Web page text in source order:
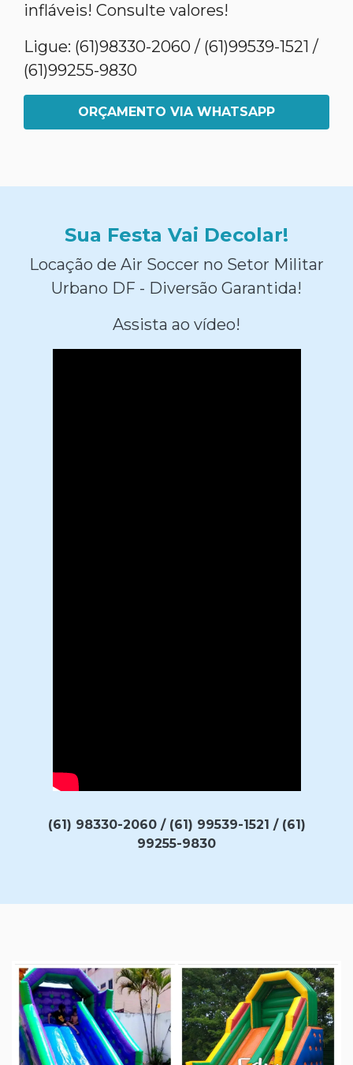
infláveis! Consulte valores!
Ligue: (61)98330-2060 / (61)99539-1521 /
(61)99255-9830
ORÇAMENTO VIA WHATSAPP
Sua Festa Vai Decolar!
Locação de Air Soccer no Setor Militar
Urbano DF - Diversão Garantida!
Assista ao vídeo!
(61) 98330-2060 / (61) 99539-1521 / (61)
99255-9830